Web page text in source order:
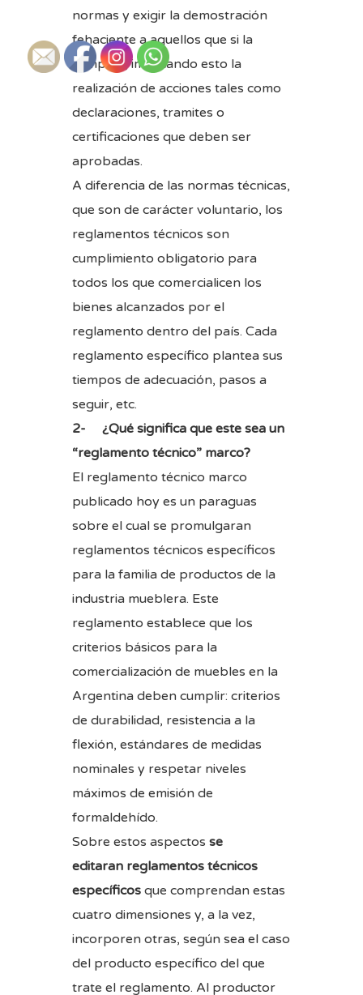
normas y exigir la demostración
fehaciente a aquellos que si la
cumplen, implicando esto la
realización de acciones tales como
declaraciones, tramites o
certificaciones que deben ser
aprobadas.
A diferencia de las normas técnicas,
que son de carácter voluntario, los
reglamentos técnicos son
cumplimiento obligatorio para
todos los que comercialicen los
bienes alcanzados por el
reglamento dentro del país. Cada
reglamento específico plantea sus
tiempos de adecuación, pasos a
seguir, etc.
2- ¿Qué significa que este sea un
“reglamento técnico” marco?
El reglamento técnico marco
publicado hoy es un paraguas
sobre el cual se promulgaran
reglamentos técnicos específicos
para la familia de productos de la
industria mueblera. Este
reglamento establece que los
criterios básicos para la
comercialización de muebles en la
Argentina deben cumplir: criterios
de durabilidad, resistencia a la
flexión, estándares de medidas
nominales y respetar niveles
máximos de emisión de
formaldehído.
Sobre estos aspectos se
editaran reglamentos técnicos
específicos que comprendan estas
cuatro dimensiones y, a la vez,
incorporen otras, según sea el caso
del producto específico del que
trate el reglamento. Al productor